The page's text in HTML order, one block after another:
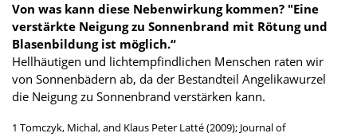
Von was kann diese Nebenwirkung kommen? "Eine
verstärkte Neigung zu Sonnenbrand mit Rötung und
Blasenbildung ist möglich.“
Hellhäutigen und lichtempfindlichen Menschen raten wir
von Sonnenbädern ab, da der Bestandteil Angelikawurzel
die Neigung zu Sonnenbrand verstärken kann.
1 Tomczyk, Michal, and Klaus Peter Latté (2009); Journal of